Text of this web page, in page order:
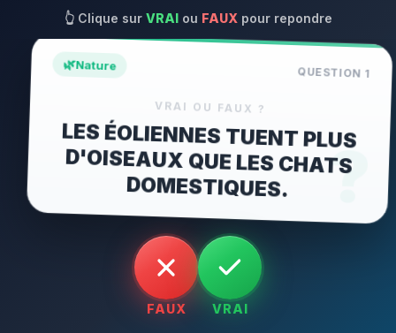
👆Clique sur VRAI ou FAUX pour repondre
?
🌿Nature
QUESTION1
VRAI OU FAUX ?
LES ÉOLIENNES TUENT PLUS
D'OISEAUX QUE LES CHATS
DOMESTIQUES.
FAUX VRAI